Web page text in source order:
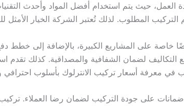
حيث يتم استخدام أفضل المواد وأحدث
المطلوب. لذلك تُعتبر الشركة الخيار الأمثل
خاصة على المشاريع الكبيرة، بالإضافة إلى خطط
التكاليف لضمان الشفافية والمصداقية. كذلك تقدم
في معرفة أسعار تركيب الانترلوك بأسلوب
على جودة التركيب لضمان رضا العملاء.